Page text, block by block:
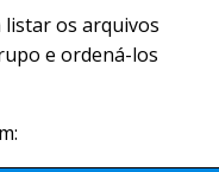
listar os arquivos
e ordená-los